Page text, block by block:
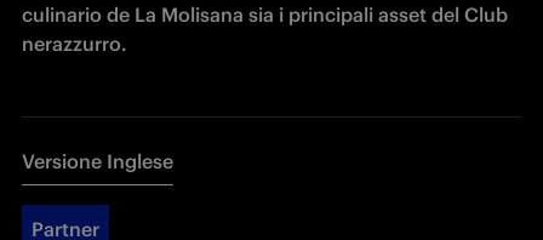
culinario de La Molisana sia i principali asset del Club
nerazzurro.
Versione Inglese
Partner